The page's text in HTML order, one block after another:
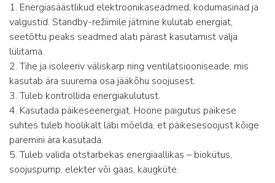
1. Energiasäästlikud elektroonikaseadmed, kodumasinad ja
valgustid. Standby-režiimile jätmine kulutab energiat,
seetõttu peaks seadmed alati pärast kasutamist välja
lülitama.
2. Tihe ja isoleeriv väliskarp ning ventilatsiooniseade, mis
kasutab ära suurema osa jääkõhu soojusest.
3. Tuleb kontrollida energiakulutust.
4. Kasutada päikeseenergiat. Hoone paigutus päikese
suhtes tuleb hoolikalt läbi mõelda, et päikesesoojust kõige
paremini ära kasutada.
5. Tuleb valida otstarbekas energiaallikas – biokütus,
soojuspump, elekter või gaas, kaugküte.